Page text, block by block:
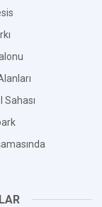
Sahası